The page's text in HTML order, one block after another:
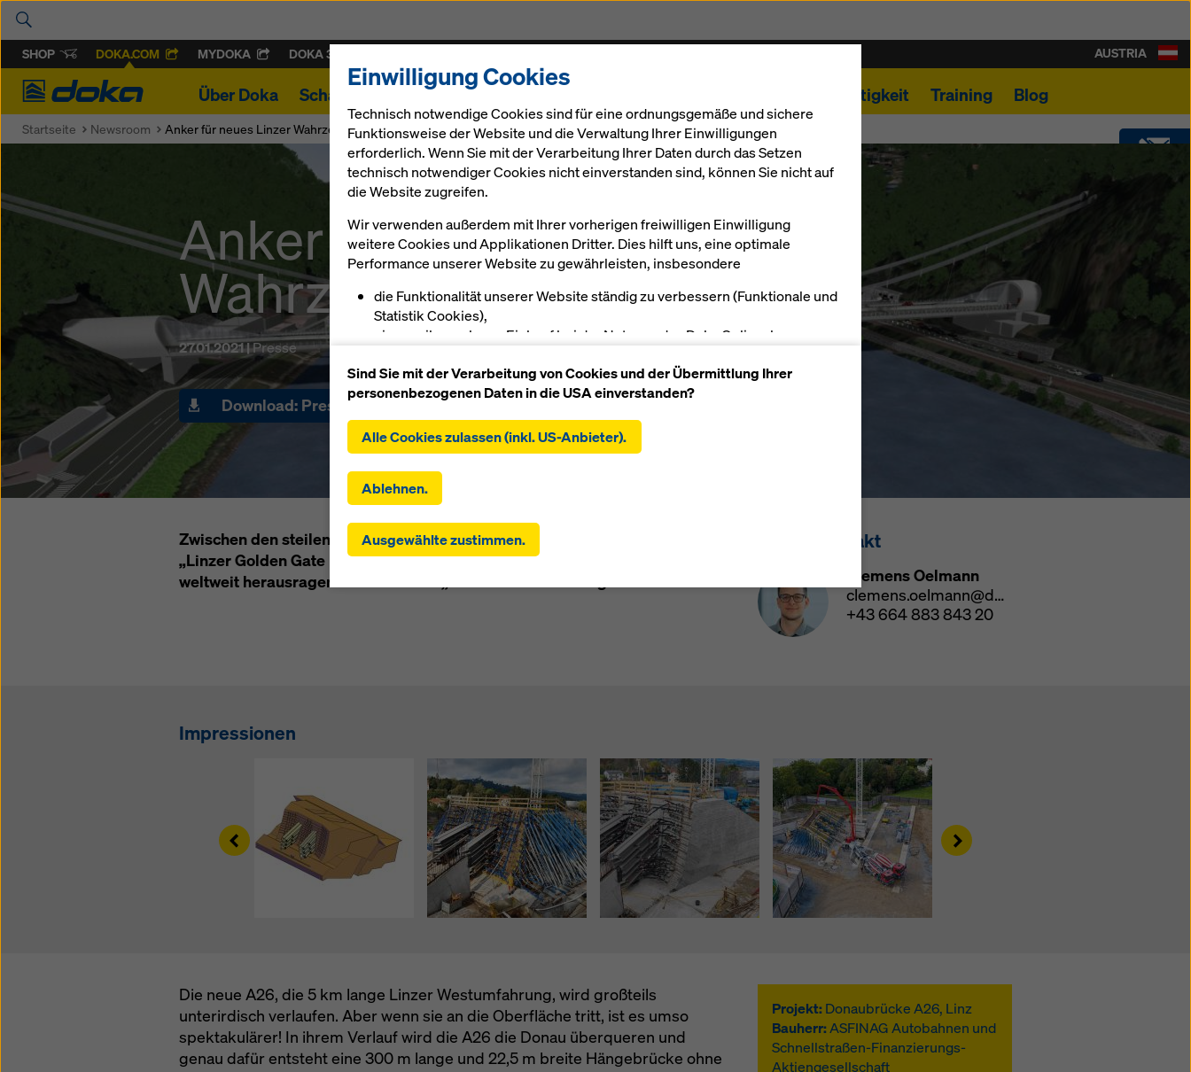
SHOP DOKA.COM MYDOKA DOKA 360
Doka
Über Doka Schalung & Gerüst Projekte Nachhaltigkeit Training Blog
AUSTRIA
Startseite Newsroom Anker für neues Linzer Wahrzeichen
Anker für neues Linzer
Wahrzeichen
27.01.2021 |Presse
Download: Pressematerial
Zwischen den steilen felsigen Hängen des Donautals wird sich bald die
„Linzer Golden Gate Bridge“ spannen. Doka ist am Entstehen dieses
weltweit herausragenden Bauwerks „fundamental“ beteiligt.
Pressekontakt
Clemens Oelmann
clemens.oelmann@doka.com
+43 664 883 843 20
Impressionen
Left Right
Die neue A26, die 5 km lange Linzer Westumfahrung, wird großteils
unterirdisch verlaufen. Aber wenn sie an die Oberfläche tritt, ist es umso
spektakulärer! In ihrem Verlauf wird die A26 die Donau überqueren und
genau dafür entsteht eine 300 m lange und 22,5 m breite Hängebrücke ohne
Projekt:Donaubrücke A26, Linz
Bauherr:ASFINAG Autobahnen und
Schnellstraßen-Finanzierungs-
Aktiengesellschaft
Einwilligung Cookies
Technisch notwendige Cookies sind für eine ordnungsgemäße und sichere
Funktionsweise der Website und die Verwaltung Ihrer Einwilligungen
erforderlich. Wenn Sie mit der Verarbeitung Ihrer Daten durch das Setzen
technisch notwendiger Cookies nicht einverstanden sind, können Sie nicht auf
die Website zugreifen.
Wir verwenden außerdem mit Ihrer vorherigen freiwilligen Einwilligung
weitere Cookies und Applikationen Dritter. Dies hilft uns, eine optimale
Performance unserer Website zu gewährleisten, insbesondere
die Funktionalität unserer Website ständig zu verbessern (Funktionale und
Statistik Cookies),
einen reibungslosen Einkauf bei der Nutzung des Doka Onlineshops zu
passende Werbung für Sie als User auf bestimmten Plattformen zu
schalten (Marketing-Cookies).
Indem Sie auf "Alle Cookies zulassen (inkl. US-Anbieter)" klicken, stimmen Sie
der Installation und Verwendung aller Cookies zu. Indem Sie auf "Ausgewählte
ausgewählten Cookies zu. Damit kann auch die Übermittlung von Daten in
Drittstaaten wie die USA einhergehen. Soweit die von Ihnen gewählten
Einstellungen auch Anbieter umfassen, die Daten in Drittstaaten übermitteln,
in denen kein Angemessenheitsbeschluss nach Art 45 DSGVO und keine
angemessenen Garantien nach Art 46 DSGVO bestehen, erstreckt sich Ihre
übermittelten Daten dem Zugriff durch Behörden in diesen Drittstaaten zu
Kontroll- und Überwachungszwecken unterliegen und dagegen keine
Website klicken.
Weitere Informationen zu unseren Cookies finden Siein unserer
Datenschutzerklärung. Wir bieten Ihnen auch die Möglichkeit, Ihre Cookies
auszuwählen (Erweiterte Cookie-Einstellungen).
Sind Sie mit der Verarbeitung von Cookies und der Übermittlung Ihrer
personenbezogenen Daten in die USA einverstanden?
Alle Cookies zulassen (inkl. US-Anbieter).
Ablehnen.
Ausgewählte zustimmen.